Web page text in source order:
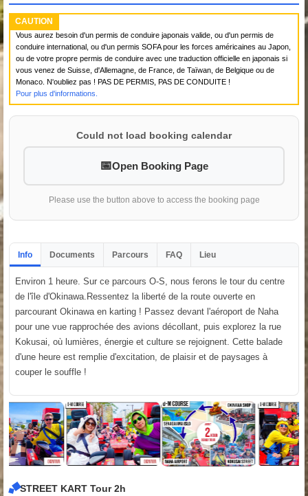
CAUTION
Vous aurez besoin d'un permis de conduire japonais valide, ou d'un permis de
conduire international, ou d'un permis SOFA pour les forces américaines au Japon,
ou de votre propre permis de conduire avec une traduction officielle en japonais si
vous venez de Suisse, d'Allemagne, de France, de Taïwan, de Belgique ou de
Monaco. N'oubliez pas ! PAS DE PERMIS, PAS DE CONDUITE !
Pour plus d'informations.
Could not load booking calendar
Open Booking Page
Please use the button above to access the booking page
Info Documents Parcours FAQ Lieu
Environ 1 heure. Sur ce parcours O-S, nous ferons le tour du centre
de l'île d'Okinawa.Ressentez la liberté de la route ouverte en
parcourant Okinawa en karting ! Passez devant l'aéroport de Naha
pour une vue rapprochée des avions décollant, puis explorez la rue
Kokusai, où lumières, énergie et culture se rejoignent. Cette balade
d'une heure est remplie d'excitation, de plaisir et de paysages à
couper le souffle !
STREET KART Tour 2h